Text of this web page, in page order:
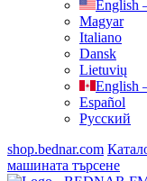
English
Magyar
Italiano
Dansk
Lietuvių
English
Español
Русский
shop.bednar.com
машината търсене